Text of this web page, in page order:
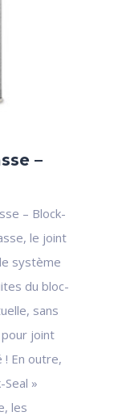
–
– Block-
le joint
système
du bloc-
sans
joint
! En outre,
»
les